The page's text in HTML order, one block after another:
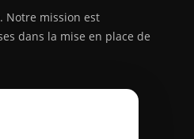
Notre mission est
dans la mise en place de